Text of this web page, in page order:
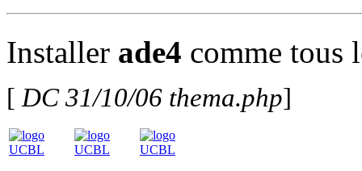
Installer ade4 comme tous
[ DC 31/10/06 thema.php]